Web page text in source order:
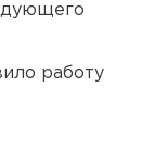
работу